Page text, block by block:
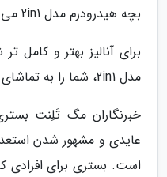
بچه هیدرودرم مدل 2in1 می تواند گزینه مناسبی باشد.
برای آنالیز بهتر و کامل
مدل 2in1، شما را به تماشای ویدیوی بالا دعوت می کنیم.
خبرنگاران مگ تَلِنت
عایدی و مشهور شدن
است. بستری برای افرادی